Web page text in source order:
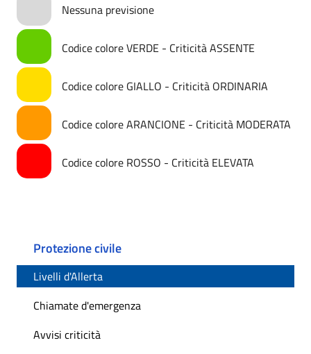
Nessuna previsione
Codice colore VERDE - Criticità ASSENTE
Codice colore GIALLO - Criticità ORDINARIA
Codice colore ARANCIONE - Criticità MODERATA
Codice colore ROSSO - Criticità ELEVATA
Protezione civile
Livelli d'Allerta
Chiamate d'emergenza
Avvisi criticità